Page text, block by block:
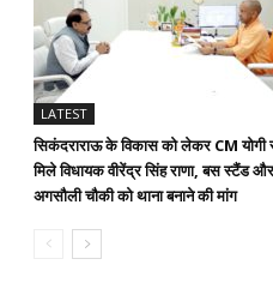
LATEST
सिकंदराराऊ के विकास को लेकर CM योगी
मिले विधायक वीरेंद्र सिंह राणा, बस स्टैंड और
अगसौली चौकी को थाना बनाने की मांग